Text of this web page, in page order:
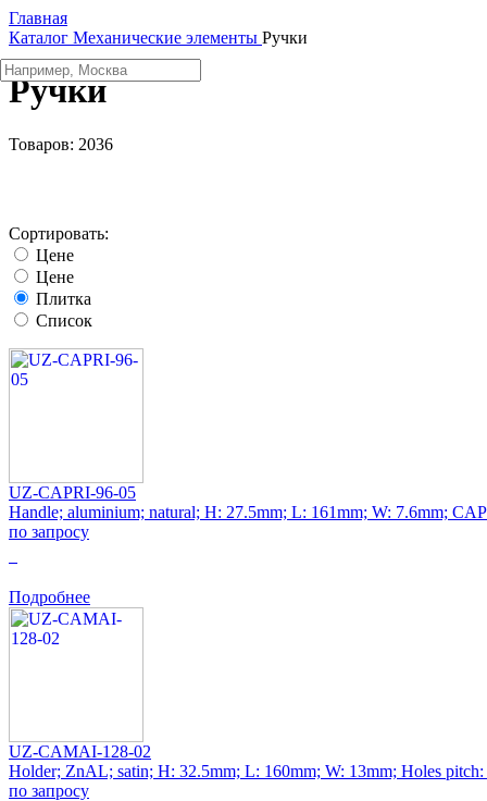
Главная
Каталог Механические элементы Ручки
Ручки
Товаров: 2036
Сортировать:
Цене
Цене
Плитка
Список
UZ-CAPRI-96-05
Handle; aluminium; natural; H: 27.5mm; L: 161mm; W: 7.6mm;
по запросу
Подробнее
UZ-CAMAI-128-02
Holder; ZnAL; satin; H: 32.5mm; L: 160mm; W: 13mm; Holes pitch:
по запросу